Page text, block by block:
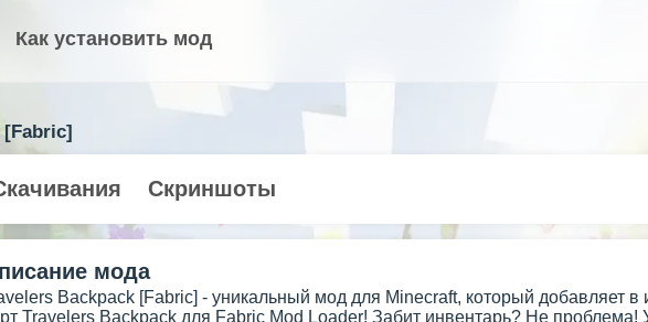
Как установить мод
[Fabric]
Скриншоты
мода
Backpack [Fabric] - уникальный мод для Minecraft, который добавляет
Travelers Backpack для Fabric Mod Loader! Забит инвентарь? Не